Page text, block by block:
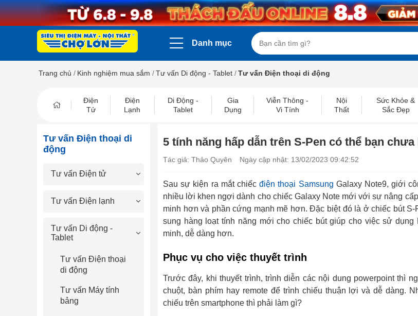
Danh mục
Trang chủ / Kinh nghiệm mua sắm /Tư vấn Di động - Tablet /Tư vấn Điện thoại di động
Điện
Tử
Điện
Lạnh
Di Động -
Tablet
Gia
Dụng
Viễn Thông -
Vi Tính
Nội
Thất
Sức Khỏe &
Sắc Đẹp
Tư vấn Điện thoại di
động
Tư vấn Điện tử
Tư vấn Điện lạnh
Tư vấn Di động -
Tablet
Tư vấn Điện thoại
di động
Tư vấn Máy tính
bảng
5 tính năng hấp dẫn trên S-Pen có thể bạn chưa
Tác giả: Thảo Quyên Ngày cập nhật: 13/02/2023 09:42:52
Sau sự kiện ra mắt chiếcđiện thoại Samsung Galaxy Note9, giới
nhiều lời khen ngợi dành cho chiếc Galaxy Note mới với sự nâng
minh hơn và phần cứng mạnh mẽ hơn. Đặc biệt đó là ở chiếc bút S-
sung hàng loạt tính năng mới cho chiếc bút giúp cho việc sử dụng
minh, dễ dàng hơn.
Phục vụ cho việc thuyết trình
Trước đây, khi thuyết trình, trình diễn các nội dung powerpoint thì
chuột, bàn phím hay remote để trình chiếu thuận lợi và dễ dàng.
chiếu trên smartphone thì phải làm gì?